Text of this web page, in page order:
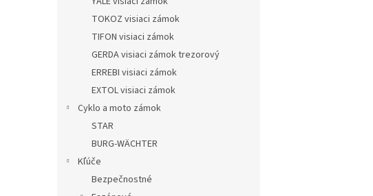
TOKOZ visiaci zámok
TIFON visiaci zámok
GERDA visiaci zámok trezorový
ERREBI visiaci zámok
EXTOL visiaci zámok
Cyklo a moto zámok
STAR
BURG-WÄCHTER
Kľúče
Bezpečnostné